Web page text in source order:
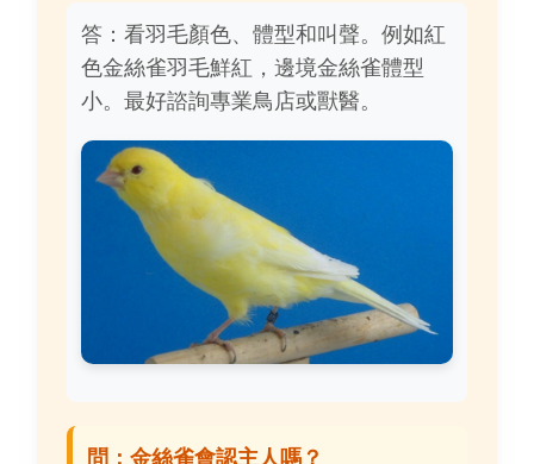
答：看羽毛顏色、體型和叫聲。例如紅
色金絲雀羽毛鮮紅，邊境金絲雀體型
小。最好諮詢專業鳥店或獸醫。
問：金絲雀會認主人嗎？